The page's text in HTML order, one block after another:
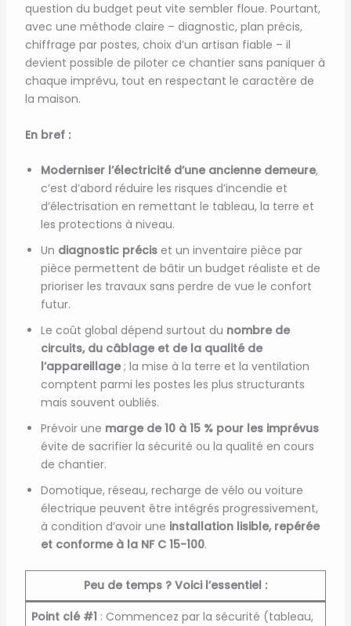
question du budget peut vite sembler floue. Pourtant,
avec une méthode claire – diagnostic, plan précis,
chiffrage par postes, choix d’un artisan fiable – il
devient possible de piloter ce chantier sans paniquer à
chaque imprévu, tout en respectant le caractère de
la maison.
En bref :
Moderniser l’électricité d’une ancienne demeure,
c’est d’abord réduire les risques d’incendie et
d’électrisation en remettant le tableau, la terre et
les protections à niveau.
Un diagnostic préciset un inventaire pièce par
pièce permettent de bâtir un budget réaliste et de
prioriser les travaux sans perdre de vue le confort
futur.
Le coût global dépend surtout du nombre de
circuits, du câblage et de la qualité de
l’appareillage; la mise à la terre et la ventilation
comptent parmi les postes les plus structurants
mais souvent oubliés.
Prévoir une marge de 10 à 15 % pour les imprévus
évite de sacrifier la sécurité ou la qualité en cours
de chantier.
Domotique, réseau, recharge de vélo ou voiture
électrique peuvent être intégrés progressivement,
à condition d’avoir une installation lisible, repérée
et conforme à la NF C 15-100.
Peu de temps ? Voici l’essentiel :
Point clé #1: Commencez par la sécurité (tableau,